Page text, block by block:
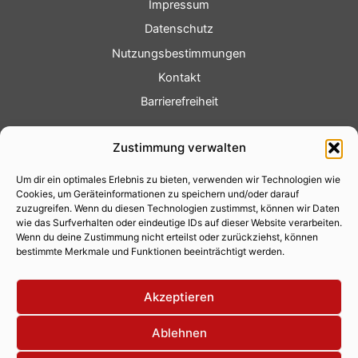
Zustimmung verwalten
Um dir ein optimales Erlebnis zu bieten, verwenden wir Technologien wie
Cookies, um Geräteinformationen zu speichern und/oder darauf
zuzugreifen. Wenn du diesen Technologien zustimmst, können wir Daten
wie das Surfverhalten oder eindeutige IDs auf dieser Website verarbeiten.
Wenn du deine Zustimmung nicht erteilst oder zurückziehst, können
bestimmte Merkmale und Funktionen beeinträchtigt werden.
Akzeptieren
Ablehnen
Impressum
Datenschutz
Nutzungsbestimmungen
Kontakt
Barrierefreiheit
Fotoservice
Videoservice
Werbung
Contenterstellung
Lokalnachrichten
Lokalfernsehen
Eventkalender